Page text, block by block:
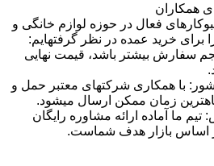
همکاران
فعال در حوزه لوازم خانگی و
برای خرید عمده در نظر گرفتهایم:
سفارش بیشتر باشد، قیمت نهایی
با همکاری شرکتهای معتبر حمل و
زمان ممکن ارسال میشود.
ما آماده ارائه مشاوره رایگان
بر اساس بازار هدف شماست.